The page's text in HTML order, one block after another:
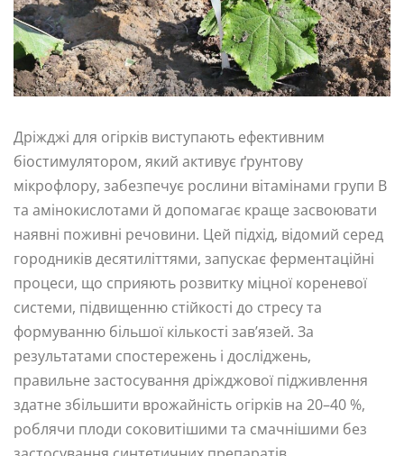
Дріжджі для огірків виступають ефективним
біостимулятором, який активує ґрунтову
мікрофлору, забезпечує рослини вітамінами групи B
та амінокислотами й допомагає краще засвоювати
наявні поживні речовини. Цей підхід, відомий серед
городників десятиліттями, запускає ферментаційні
процеси, що сприяють розвитку міцної кореневої
системи, підвищенню стійкості до стресу та
формуванню більшої кількості зав’язей. За
результатами спостережень і досліджень,
правильне застосування дріжджової підживлення
здатне збільшити врожайність огірків на 20–40 %,
роблячи плоди соковитішими та смачнішими без